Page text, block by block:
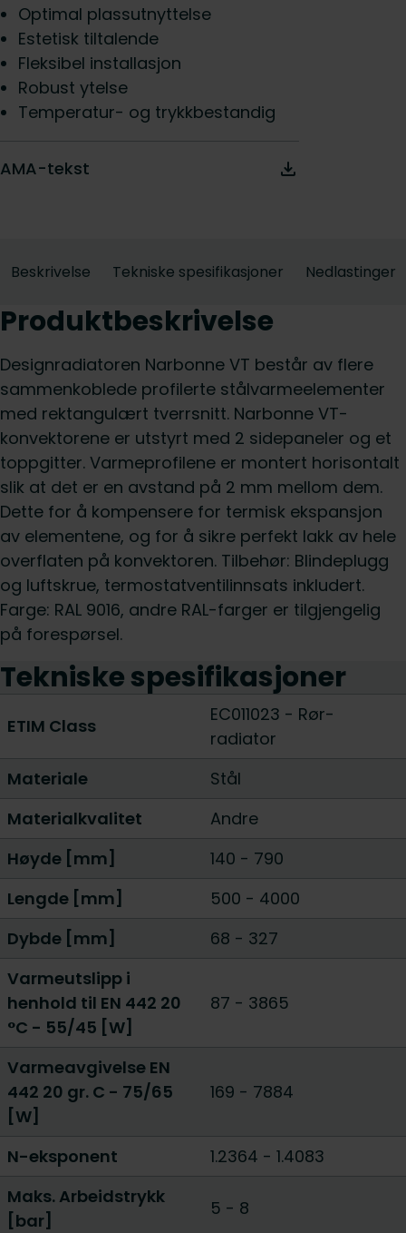
Optimal plassutnyttelse
Estetisk tiltalende
Fleksibel installasjon
Robust ytelse
Temperatur- og trykkbestandig
AMA-tekst
Beskrivelse Tekniske spesifikasjoner Nedlastinger
Produktbeskrivelse
Designradiatoren Narbonne VT består av flere
sammenkoblede profilerte stålvarmeelementer
med rektangulært tverrsnitt. Narbonne VT-
konvektorene er utstyrt med 2 sidepaneler og et
toppgitter. Varmeprofilene er montert horisontalt
slik at det er en avstand på 2 mm mellom dem.
Dette for å kompensere for termisk ekspansjon
av elementene, og for å sikre perfekt lakk av hele
overflaten på konvektoren. Tilbehør: Blindeplugg
og luftskrue, termostatventilinnsats inkludert.
Farge: RAL 9016, andre RAL-farger er tilgjengelig
på forespørsel.
Tekniske spesifikasjoner
ETIM Class
EC011023 - Rør-
radiator
Materiale
Stål
Materialkvalitet
Andre
Høyde [mm]
140 - 790
Lengde [mm]
500 - 4000
Dybde [mm]
68 - 327
Varmeutslipp i
henhold til EN 442 20
°C - 55/45 [W]
87 - 3865
Varmeavgivelse EN
442 20 gr. C - 75/65
[W]
169 - 7884
N-eksponent 1.2364 - 1.4083
Maks. Arbeidstrykk
[bar]
5 - 8